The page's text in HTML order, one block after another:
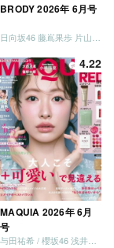
BRODY 2026年 6月号
日向坂46 藤嶌果歩 片山紗希 松尾桜 金村美玖 髙橋未来虹
4.22
MAQUIA 2026年 6月
号
与田祐希 / 櫻坂46 浅井恋乃未